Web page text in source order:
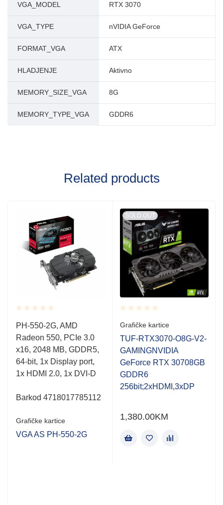
VGA_MODEL RTX 3070
VGA_TYPE nVIDIA GeForce
FORMAT_VGA ATX
HLADJENJE Aktivno
MEMORY_SIZE_VGA 8G
MEMORY_TYPE_VGA GDDR6
Related products
Rated
0.001
out
of
5
PH-550-2G, AMD
Radeon 550, PCIe 3.0
x16, 2048 MB, GDDR5,
64-bit, 1x Display port,
1x HDMI 2.0, 1x DVI-D
Barkod 4718017785112
Grafičke kartice
VGA AS PH-550-2G
SOLD OUT
Rated
0.001
out
of
5
Grafičke kartice
TUF-RTX3070-O8G-V2-
GAMINGNVIDIA
GeForce RTX 30708GB
GDDR6
256bit;2xHDMI,3xDP
1,380.00KM